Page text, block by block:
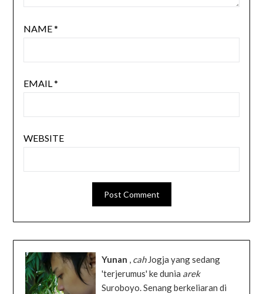
NAME*
EMAIL*
WEBSITE
Yunan , cahJogja yang sedang
'terjerumus' ke dunia arek
Suroboyo. Senang berkeliaran di